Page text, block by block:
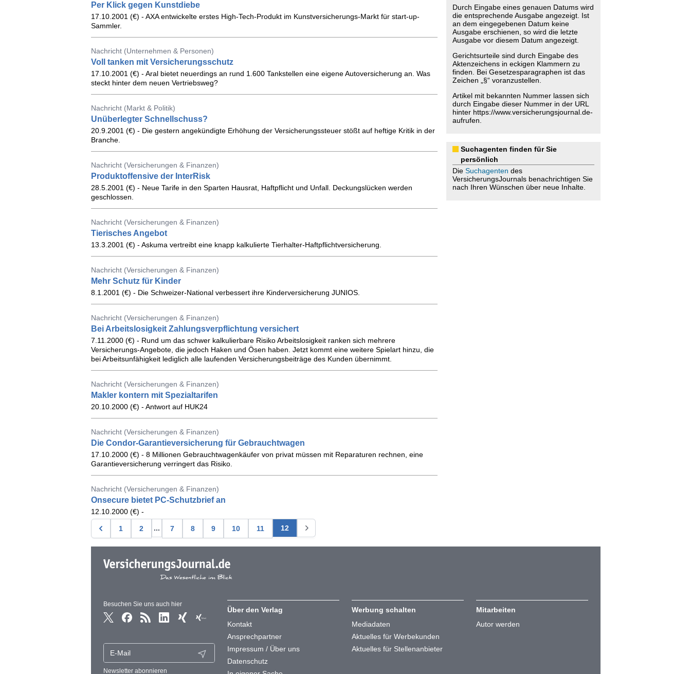
Per Klick gegen Kunstdiebe
17.10.2001 (€) - AXA entwickelte erstes High-Tech-Produkt im Kunstversicherungs-Markt für start-up-
Sammler.
Nachricht (Unternehmen & Personen)
Voll tanken mit Versicherungsschutz
17.10.2001 (€) - Aral bietet neuerdings an rund 1.600 Tankstellen eine eigene Autoversicherung an. Was
steckt hinter dem neuen Vertriebsweg?
Nachricht (Markt & Politik)
Unüberlegter Schnellschuss?
20.9.2001 (€) - Die gestern angekündigte Erhöhung der Versicherungssteuer stößt auf heftige Kritik in der
Branche.
Nachricht (Versicherungen & Finanzen)
Produktoffensive der InterRisk
28.5.2001 (€) - Neue Tarife in den Sparten Hausrat, Haftpflicht und Unfall. Deckungslücken werden
geschlossen.
Nachricht (Versicherungen & Finanzen)
Tierisches Angebot
13.3.2001 (€) - Askuma vertreibt eine knapp kalkulierte Tierhalter-Haftpflichtversicherung.
Nachricht (Versicherungen & Finanzen)
Mehr Schutz für Kinder
8.1.2001 (€) - Die Schweizer-National verbessert ihre Kinderversicherung JUNIOS.
Nachricht (Versicherungen & Finanzen)
Bei Arbeitslosigkeit Zahlungsverpflichtung versichert
7.11.2000 (€) - Rund um das schwer kalkulierbare Risiko Arbeitslosigkeit ranken sich mehrere
Versicherungs-Angebote, die jedoch Haken und Ösen haben. Jetzt kommt eine weitere Spielart hinzu, die
bei Arbeitsunfähigkeit lediglich alle laufenden Versicherungsbeiträge des Kunden übernimmt.
Nachricht (Versicherungen & Finanzen)
Makler kontern mit Spezialtarifen
20.10.2000 (€) - Antwort auf HUK24
Nachricht (Versicherungen & Finanzen)
Die Condor-Garantieversicherung für Gebrauchtwagen
17.10.2000 (€) - 8 Millionen Gebrauchtwagenkäufer von privat müssen mit Reparaturen rechnen, eine
Garantieversicherung verringert das Risiko.
Nachricht (Versicherungen & Finanzen)
Onsecure bietet PC-Schutzbrief an
12.10.2000 (€) -
1 2 ... 7 8 9 10 11 12
Durch Eingabe eines genauen Datums wird
die entsprechende Ausgabe angezeigt. Ist
an dem eingegebenen Datum keine
Ausgabe erschienen, so wird die letzte
Ausgabe vor diesem Datum angezeigt.
Gerichtsurteile sind durch Eingabe des
Aktenzeichens in eckigen Klammern zu
finden. Bei Gesetzesparagraphen ist das
Zeichen „§“ voranzustellen.
Artikel mit bekannten Nummer lassen sich
durch Eingabe dieser Nummer in der URL
hinter https://www.versicherungsjournal.de-
aufrufen.
Suchagenten finden für Sie
persönlich
Die Suchagenten des
VersicherungsJournals benachrichtigen Sie
nach Ihren Wünschen über neue Inhalte.
Besuchen Sie uns auch hier
Newsletter abonnieren
Über den Verlag
Kontakt
Ansprechpartner
Impressum / Über uns
Datenschutz
Werbung schalten
Mediadaten
Aktuelles für Werbekunden
Aktuelles für Stellenanbieter
Mitarbeiten
Autor werden